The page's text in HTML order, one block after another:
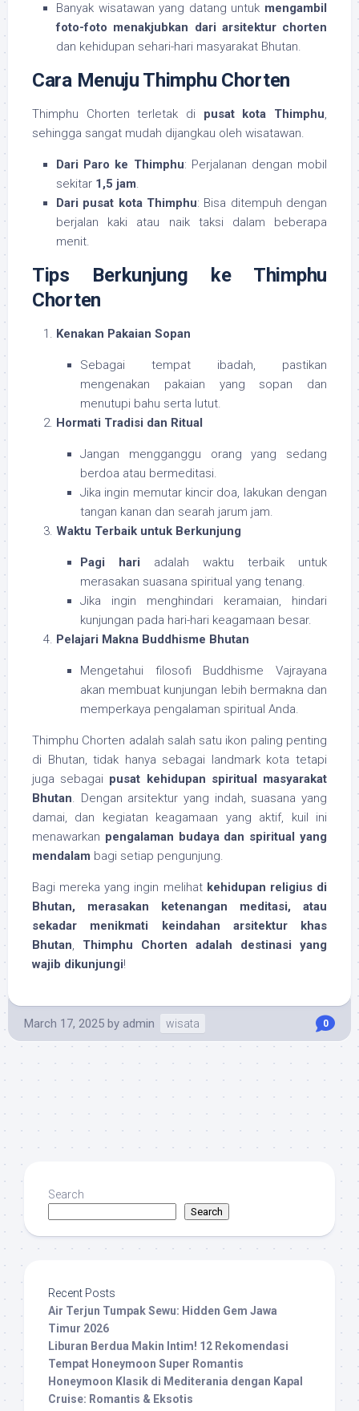
Banyak wisatawan yang datang untuk mengambil
foto-foto menakjubkan dari arsitektur chorten
dan kehidupan sehari-hari masyarakat Bhutan.
Cara Menuju Thimphu Chorten
Thimphu Chorten terletak di pusat kota Thimphu,
sehingga sangat mudah dijangkau oleh wisatawan.
Dari Paro ke Thimphu: Perjalanan dengan mobil
sekitar 1,5 jam.
Dari pusat kota Thimphu: Bisa ditempuh dengan
berjalan kaki atau naik taksi dalam beberapa
menit.
Tips Berkunjung ke Thimphu
Chorten
Kenakan Pakaian Sopan
Sebagai tempat ibadah, pastikan
mengenakan pakaian yang sopan dan
menutupi bahu serta lutut.
Hormati Tradisi dan Ritual
Jangan mengganggu orang yang sedang
berdoa atau bermeditasi.
Jika ingin memutar kincir doa, lakukan dengan
tangan kanan dan searah jarum jam.
Waktu Terbaik untuk Berkunjung
Pagi hari adalah waktu terbaik untuk
merasakan suasana spiritual yang tenang.
Jika ingin menghindari keramaian, hindari
kunjungan pada hari-hari keagamaan besar.
Pelajari Makna Buddhisme Bhutan
Mengetahui filosofi Buddhisme Vajrayana
akan membuat kunjungan lebih bermakna dan
memperkaya pengalaman spiritual Anda.
Thimphu Chorten adalah salah satu ikon paling penting
di Bhutan, tidak hanya sebagai landmark kota tetapi
juga sebagai pusat kehidupan spiritual masyarakat
Bhutan. Dengan arsitektur yang indah, suasana yang
damai, dan kegiatan keagamaan yang aktif, kuil ini
menawarkan pengalaman budaya dan spiritual yang
mendalam bagi setiap pengunjung.
Bagi mereka yang ingin melihat kehidupan religius di
Bhutan, merasakan ketenangan meditasi, atau
sekadar menikmati keindahan arsitektur khas
Bhutan, Thimphu Chorten adalah destinasi yang
wajib dikunjungi!
March 17, 2025 by admin wisata 0
Search
Search
Recent Posts
Air Terjun Tumpak Sewu: Hidden Gem Jawa
Timur 2026
Liburan Berdua Makin Intim! 12 Rekomendasi
Tempat Honeymoon Super Romantis
Honeymoon Klasik di Mediterania dengan Kapal
Cruise: Romantis & Eksotis